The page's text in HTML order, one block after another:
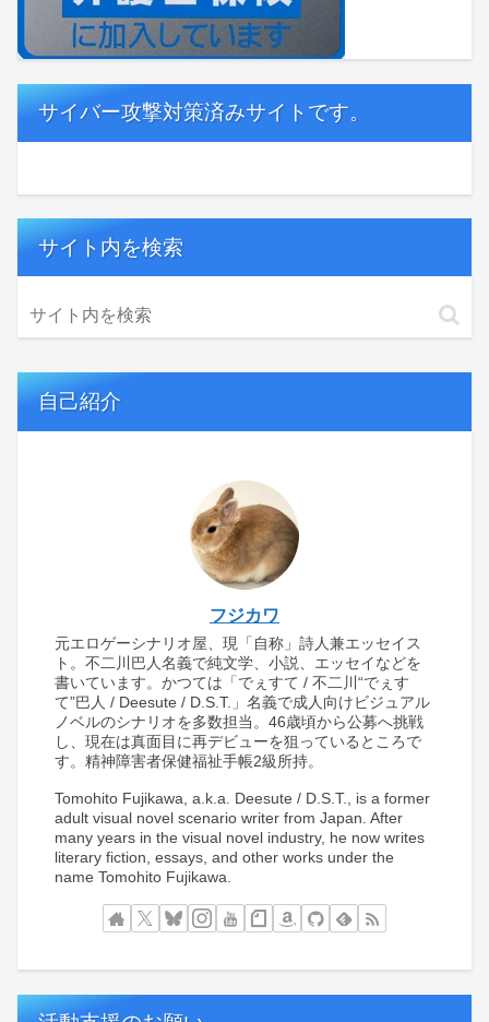
サイバー攻撃対策済みサイトです。
サイト内を検索
自己紹介
フジカワ
元エロゲーシナリオ屋、現「自称」詩人兼エッセイス
ト。不二川巴人名義で純文学、小説、エッセイなどを
書いています。かつては「でぇすて / 不二川“でぇす
て”巴人 / Deesute / D.S.T.」名義で成人向けビジュアル
ノベルのシナリオを多数担当。46歳頃から公募へ挑戦
し、現在は真面目に再デビューを狙っているところで
す。精神障害者保健福祉手帳2級所持。
Tomohito Fujikawa, a.k.a. Deesute / D.S.T., is a former
adult visual novel scenario writer from Japan. After
many years in the visual novel industry, he now writes
literary fiction, essays, and other works under the
name Tomohito Fujikawa.